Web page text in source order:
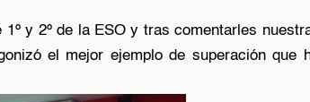
y 2º de la ESO y tras comentarles
el mejor ejemplo de superación que